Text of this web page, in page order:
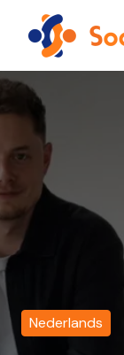
Overslaan
content
Homepagina
Nederlands